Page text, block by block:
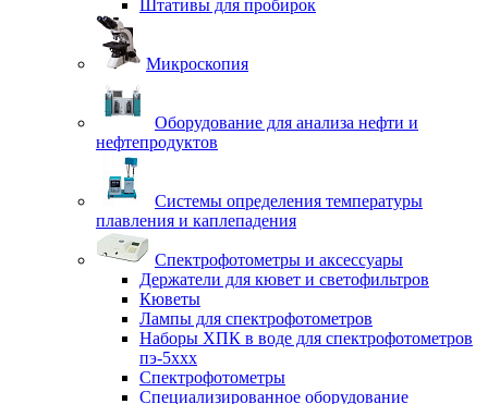
Штативы для пробирок
Микроскопия
Оборудование для анализа нефти и
нефтепродуктов
Системы определения температуры
плавления и каплепадения
Спектрофотометры и аксессуары
Держатели для кювет и светофильтров
Кюветы
Лампы для спектрофотометров
Наборы ХПК в воде для спектрофотометров
пэ-5ххх
Спектрофотометры
Специализированное оборудование